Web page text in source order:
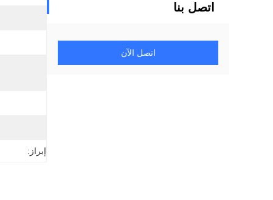
اتصل بنا
اتصل الآن
إبراز: